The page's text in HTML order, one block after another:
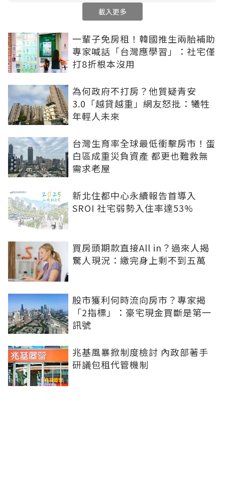
以上的空地稅，這才是實現居住正義的方法與
起點，其他非制度性的小打小鬧根本不是實現
居住正義的方法！現在的高房價搞得年輕人不
婚，更別說生養小孩，這樣下去遲早亡國，還
載入更多
一輩子免房租！韓國推生兩胎補助
專家喊話「台灣應學習」：社宅僅
打8折根本沒用
為何政府不打房？他質疑青安
3.0「越貸越重」網友怒批：犧牲
年輕人未來
台灣生育率全球最低衝擊房市！蛋
白區成重災負資產 都更也難救無
需求老屋
新北住都中心永續報告首導入
SROI 社宅弱勢入住率達53%
買房頭期款直接All in？過來人揭
驚人現況：繳完身上剩不到五萬
股市獲利何時流向房市？專家揭
「2指標」：豪宅現金買斷是第一
訊號
兆基風暴掀制度檢討 內政部著手
研議包租代管機制